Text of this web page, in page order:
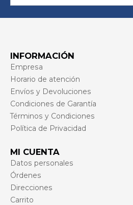
INFORMACIÓN
Empresa
Horario de atención
Envíos y Devoluciones
Condiciones de Garantía
Términos y Condiciones
Política de Privacidad
MI CUENTA
Datos personales
Órdenes
Direcciones
Carrito